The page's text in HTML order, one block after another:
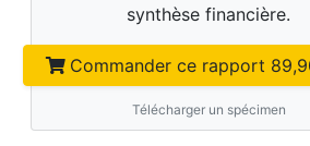
synthèse financière.
Commander ce rapport
Télécharger un spécimen